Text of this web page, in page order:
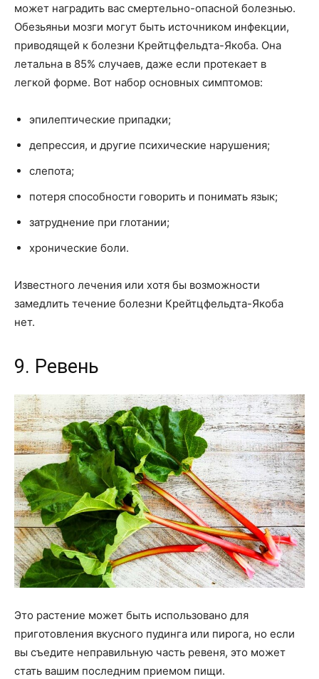
может наградить вас смертельно-опасной болезнью.
Обезьяньи мозги могут быть источником инфекции,
приводящей к болезни Крейтцфельдта-Якоба. Она
летальна в 85% случаев, даже если протекает в
легкой форме. Вот набор основных симптомов:
эпилептические припадки;
депрессия, и другие психические нарушения;
слепота;
потеря способности говорить и понимать язык;
затруднение при глотании;
хронические боли.
Известного лечения или хотя бы возможности
замедлить течение болезни Крейтцфельдта-Якоба
нет.
9. Ревень
Это растение может быть использовано для
приготовления вкусного пудинга или пирога, но если
вы съедите неправильную часть ревеня, это может
стать вашим последним приемом пищи.